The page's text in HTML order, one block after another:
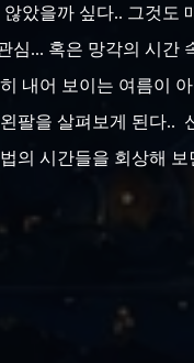
았을까 싶다.. 그것도
... 혹은 망각의 시
내어 보이는 여름이
팔을 살펴보게 된다..
의 시간들을 회상해 보